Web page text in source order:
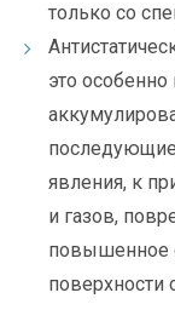
только со
это
явления, к
и газов,
повышенное
поверхности